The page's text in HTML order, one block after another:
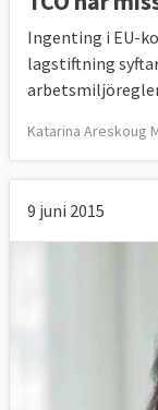
Ingenting i EU-
lagstiftning
Katarina Areskoug
9 juni 2015